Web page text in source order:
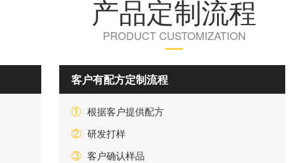
产品定制流程
PRODUCT CUSTOMIZATION
客户有配方定制流程
① 根据客户提供配方
② 研发打样
③ 客户确认样品